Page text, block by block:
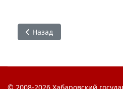
Предыдущий: Итоги
Назад